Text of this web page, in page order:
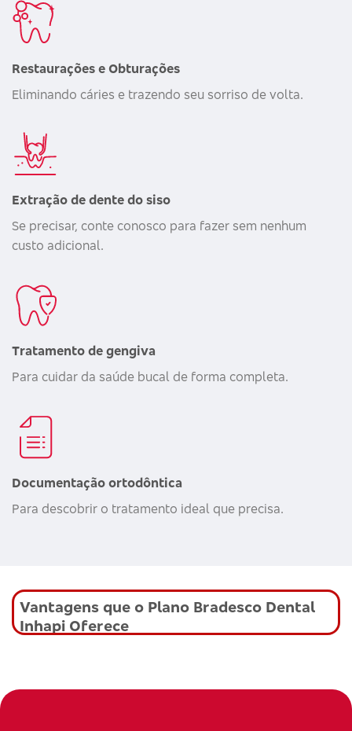
Restaurações e Obturações
Eliminando cáries e trazendo seu sorriso de volta.
Extração de dente do siso
Se precisar, conte conosco para fazer sem nenhum
custo adicional.
Tratamento de gengiva
Para cuidar da saúde bucal de forma completa.
Documentação ortodôntica
Para descobrir o tratamento ideal que precisa.
Vantagens que o Plano Bradesco Dental
Inhapi Oferece